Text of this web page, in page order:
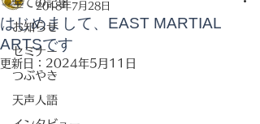
全ての記事
お知らせ
セミナー
つぶやき
天声人語
はじめまして、EAST MARTIAL
ARTSです
2018年7月28日
更新日： 2024年5月11日